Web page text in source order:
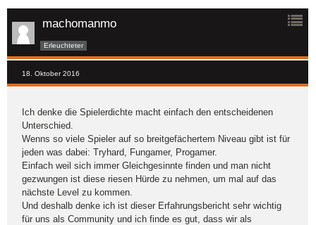
machomanmo
Erleuchteter
18. Oktober 2016
Ich denke die Spielerdichte macht einfach den entscheidenen
Unterschied.
Wenns so viele Spieler auf so breitgefächertem Niveau gibt ist für
jeden was dabei: Tryhard, Fungamer, Progamer.
Einfach weil sich immer Gleichgesinnte finden und man nicht
gezwungen ist diese riesen Hürde zu nehmen, um mal auf das
nächste Level zu kommen.
Und deshalb denke ich ist dieser Erfahrungsbericht sehr wichtig
für uns als Community und ich finde es gut, dass wir als